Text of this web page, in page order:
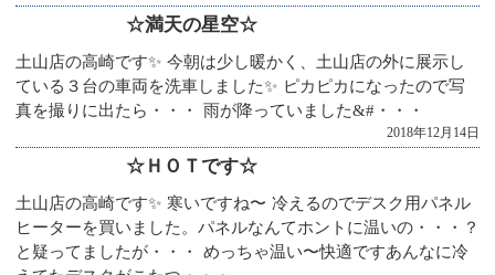
☆満天の星空☆
土山店の高崎です✨ 今朝は少し暖かく、土山店の外に展示し
ている３台の車両を洗車しました✨ ピカピカになったので写
真を撮りに出たら・・・ 雨が降っていました&#・・・
2018年12月14日
☆ＨＯＴです☆
土山店の高崎です✨ 寒いですね〜 冷えるのでデスク用パネル
ヒーターを買いました。パネルなんてホントに温いの・・・？
と疑ってましたが・・・ めっちゃ温い〜快適ですあんなに冷